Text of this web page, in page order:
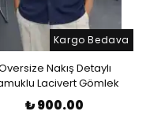
Kargo Bedava
Nakış Detaylı
Lacivert Gömlek
₺ 900.00